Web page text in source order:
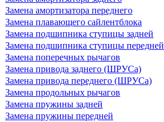
Замена амортизатора переднего
Замена плавающего сайлентблока
Замена подшипника ступицы задней
Замена подшипника ступицы передней
Замена поперечных рычагов
Замена привода заднего (ШРУСа)
Замена привода переднего (ШРУСа)
Замена продольных рычагов
Замена пружины задней
Замена пружины передней